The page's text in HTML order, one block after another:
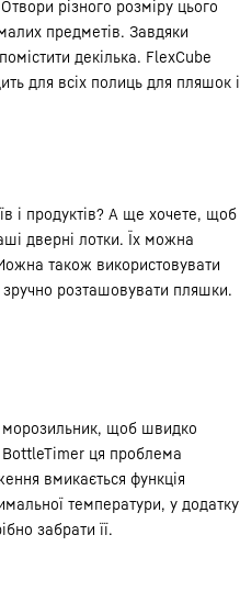
різного розміру цього
предметів. Завдяки
декілька. FlexCube
для всіх полиць для пляшок і
і продуктів? А ще хочете, щоб
дверні лотки. Їх можна
також використовувати
розташовувати пляшки.
щоб швидко
BottleTimer ця проблема
вмикається функція
температури, у додатку
забрати її.